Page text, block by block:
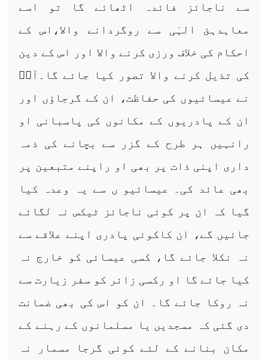
سے ناجائز فائدہ اٹھائے گا تو اسے
معاہدہئ الہٰی سے روگردانے والا،اس کے
احکام کی خلاف ورزی کرنے والا اور اس کے دین
کی تذیل کرنے والا تصور کیا جائے گا۔آپؐ
نے عیسائیوں کی حفاظت، ان کے گرجاؤں اور
ان کے پادریوں کے مکانوں کی پاسبانی او
رانہیں ہر طرح کے گزر سے بچانے کی ذمہ
داری اپنی ذات پر بھی او راپنے متبعین پر
بھی عائد کی۔ عیسائیو ں سے یہ وعدہ کیا
گیا کہ ان پر کوئی ناجائز ٹیکس نہ لگائے
جائیں گے، ان کاکوئی پادری اپنے علاقے سے
نہ نکلا جائے گا، کسی عیسائی کو خارج نہ
کیا جائے گا او رکسی زائر کو سفر زیارت سے
نہ روکا جائے گا۔ ان کو اس کی بھی ضمانت
دی گئی کہ مسجدیں یا مسلمانوں کے رہنے کے
مکان بنانے کے لئے کوئی گرجا مسمار نہ